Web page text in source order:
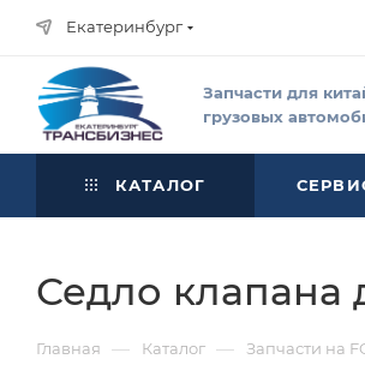
Екатеринбург
Запчасти для
грузовых
КАТАЛОГ
Седло клапана
Главная — Каталог — Запчасти на